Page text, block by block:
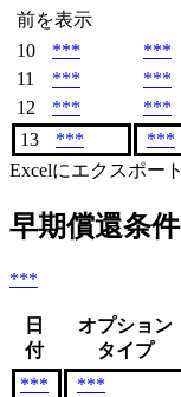
前を表示
10
*** ***
11
*** ***
12
*** ***
13
*** ***
Excelにエクスポート
早期償還条件
***
日
付
オプション
タイプ
***
***